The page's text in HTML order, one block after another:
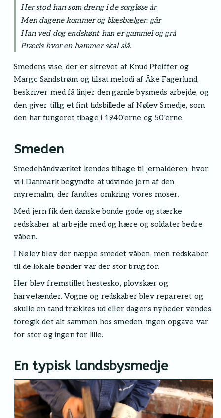
Her stod han som dreng i de sorgløse år
Men dagene kommer og blæsbælgen går
Han ved dog endskønt han er gammel og grå
Præcis hvor en hammer skal slå.
Smedens vise, der er skrevet af Knud Pfeiffer og
Margo Sandstrøm og tilsat melodi af Åke Fagerlund,
beskriver med få linjer den gamle bysmeds arbejde, og
den giver tillig et fint tidsbillede af Nølev Smedje, som
den har fungeret tibage i 1940'erne og 50'erne.
Smeden
Smedehåndværket kendes tilbage til jernalderen, hvor
vi i Danmark begyndte at udvinde jern af den
myremalm, der fandtes omkring vores moser.
Med jern fik den danske bonde gode og stærke
redskaber at arbejde med og hære og soldater bedre
våben.
I Nølev blev der næppe smedet våben, men redskaber
til de lokale bønder var der stor brug for.
Her blev fremstillet hestesko, plovskær og
harvetænder. Vogne og redskaber blev repareret og
skulle en tand trækkes ud eller dagens nyheder vendes,
foregik det alt sammen hos smeden, ingen opgave var
for stor og ingen for lille.
En typisk landsbysmedje